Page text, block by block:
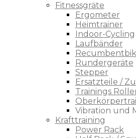
Fitnessgräte
Ergometer
Heimtrainer
Indoor-Cycling
Laufbänder
Rundergeräte
Stepper
Ersatzteile /
Trainings
Vibration und
Krafttraining
Power Rack